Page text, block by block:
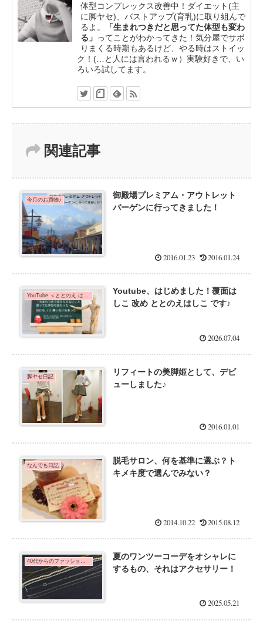
体型コンプレックス改善中！ダイエット(主
に脚ヤセ)、バストアップ(育乳)に取り組んで
るよ。
「生まれつきだと思ってた体型も変わ
る」 ってことがわかってきた！気分屋でサボ
りまくる時期もあるけど、やる時はストイッ
ク！(…と人には言われるｗ）実験好きで、い
ろいろ試してます。
関連記事
今月のお買物♪
御殿場プレミアム・アウトレット
バーゲンに行ってきました！
2016.01.23 2016.01.24
YouTube ＜ととのえ はしこTube＞
Youtube、はじめました！覆面は
しこ 改め ととのえはしこ です♪
2026.07.04
脚ヤセ日記
リフィートの美脚姫として、デビ
ューしました♪
2016.01.01
なんでも日記
脱毛サロン、何を基準に選ぶ？ト
キメキ度で選んでみない？
2014.10.22 2015.08.12
夏のワンツーコーデをオシャレに
するもの、それはアクセサリー！
2025.05.21